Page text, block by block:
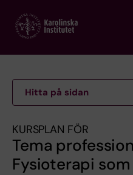
main
Hitta på sidan
KURSPLAN FÖR
Tema
Fysioterapi